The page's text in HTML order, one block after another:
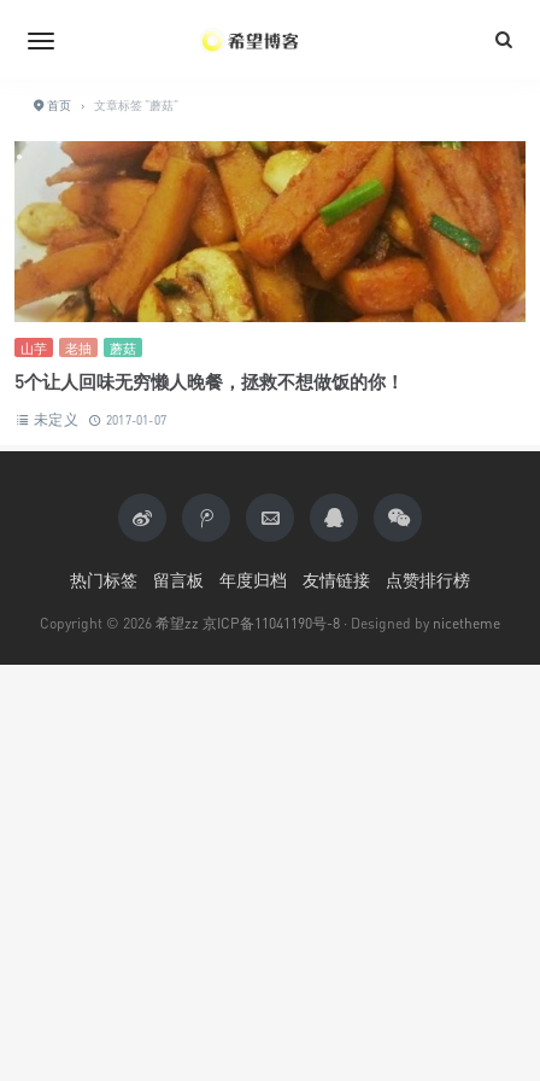
首页 › 文章标签 "蘑菇"
山芋 老抽 蘑菇
5个让人回味无穷懒人晚餐，拯救不想做饭的你！
未定义 2017-01-07
热门标签 留言板 年度归档 友情链接 点赞排行榜
Copyright © 2026 希望zz 京ICP备11041190号-8 · Designed by nicetheme
•
•